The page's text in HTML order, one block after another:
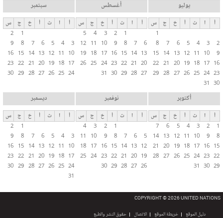
يوليو
أ ا ث أ خ ج
س
1
2
3
4
5
6
7
8
9
10
11
12
13
14
15
16
17
18
19
20
21
22
23
24
25
26
27
28
29
30
31
أغسطس
أ ا ث أ خ ج
س
1
2
3
4
5
6
7
8
9
10
11
12
13
14
15
16
17
18
19
20
21
22
23
24
25
26
27
28
29
30
31
سبتمبر
أ ا ث أ خ ج
س
1
2
3
4
5
6
7
8
9
10
11
12
13
14
15
16
17
18
19
20
21
22
23
24
25
26
27
28
29
30
أكتوبر
أ ا ث أ خ ج
س
1
2
3
4
5
6
7
8
9
10
11
12
13
14
15
16
17
18
19
20
21
22
23
24
25
26
27
28
29
30
31
نوفمبر
أ ا ث أ خ ج
س
1
2
3
4
5
6
7
8
9
10
11
12
13
14
15
16
17
18
19
20
21
22
23
24
25
26
27
28
29
30
ديسمبر
أ ا ث أ خ ج
س
1
2
3
4
5
6
7
8
9
10
11
12
13
14
15
16
17
18
19
20
21
22
23
24
25
26
27
28
29
30
31
COPYRIGHT © 2026 UNITED NATIONS
دليل الموقع خريطة الموقع الاتصال حقوق النشر والطبع